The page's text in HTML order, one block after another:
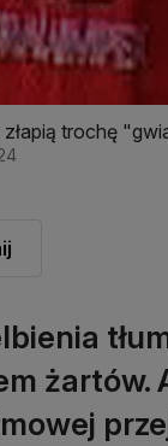
złapią trochę
żartów.